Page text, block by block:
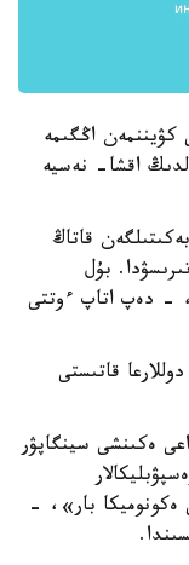
اڭگىمە
اقشا- نەسيە
قاتاڭ
بۇل
جىلدى الادى»، - دەپ اتاپ ءوتتى
قاتىستى
ەكىنشى سينگاپۋر
ەكونوميكا بار»، -